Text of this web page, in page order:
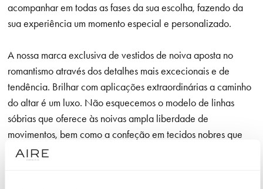
acompanhar em todas as fases da sua escolha, fazendo da
sua experiência um momento especial e personalizado.
A nossa marca exclusiva de vestidos de noiva aposta no
romantismo através dos detalhes mais excecionais e de
tendência. Brilhar com aplicações extraordinárias a caminho
do altar é um luxo. Não esquecemos o modelo de linhas
sóbrias que oferece às noivas ampla liberdade de
movimentos, bem como a confeção em tecidos nobres que
utilizamos em cada modelo e que são agradáveis à vista e